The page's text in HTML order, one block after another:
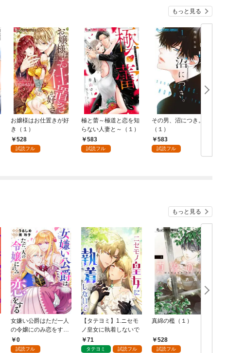
もっと見る
お嬢様はお仕置きが好
き（１）
528
試読フル
極と蕾～極道と恋を知
らない人妻と～（１）
583
試読フル
その男、沼につき。
（１）
583
試読フル
もっと見る
女嫌い公爵はただ一人
の令嬢にのみ恋をする
（分冊版）第１話
0
試読フル
【タテヨミ】1.ニセモ
ノ皇女に執着しないで
71
タテヨミ 試読フル
真綿の檻（１）
528
試読フル